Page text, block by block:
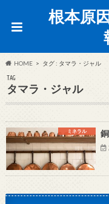
根本原
HOME タグ : タマラ・ジャル
TAG
タマラ・ジャル
ミネラル